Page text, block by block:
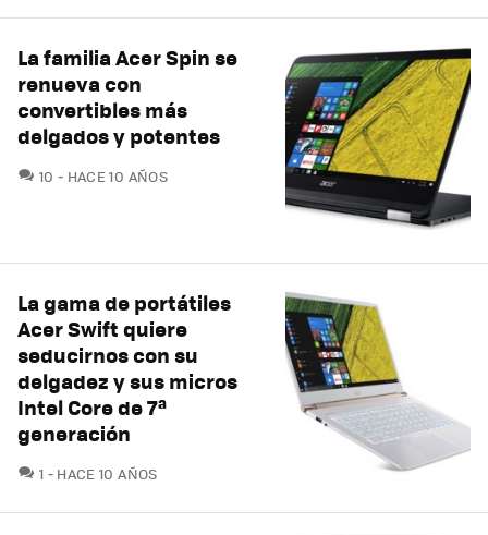
La familia Acer Spin se
renueva con
convertibles más
delgados y potentes
10 COMENTARIOS
HACE 10 AÑOS
La gama de portátiles
Acer Swift quiere
seducirnos con su
delgadez y sus micros
Intel Core de 7ª
generación
1 COMENTARIOS
HACE 10 AÑOS